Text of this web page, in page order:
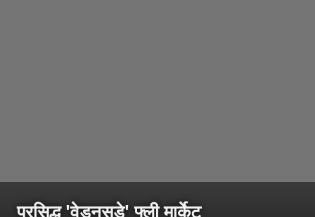
प्रसिद्ध 'वेडनसडे' फ्ली मार्केट